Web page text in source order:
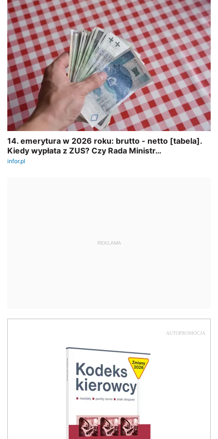
REKLAMA
AUTOPROMOCJA